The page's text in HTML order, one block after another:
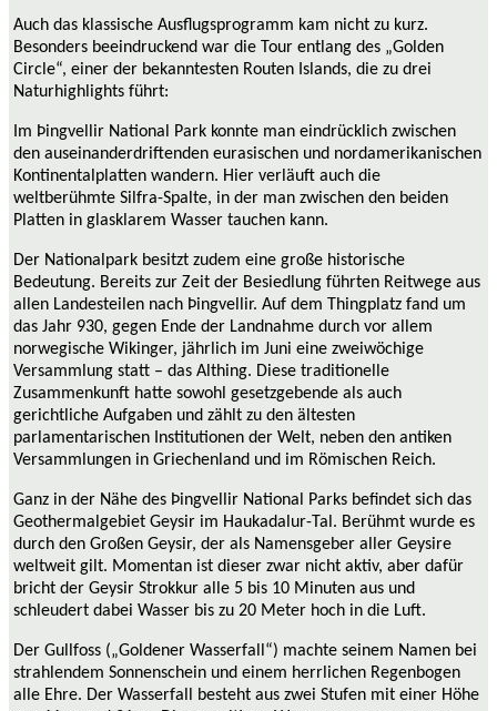
Auch das klassische Ausflugsprogramm kam nicht zu kurz.
Besonders beeindruckend war die Tour entlang des „Golden
Circle“, einer der bekanntesten Routen Islands, die zu drei
Naturhighlights führt:
Im Þingvellir National Park konnte man eindrücklich zwischen
den auseinanderdriftenden eurasischen und nordamerikanischen
Kontinentalplatten wandern. Hier verläuft auch die
weltberühmte Silfra-Spalte, in der man zwischen den beiden
Platten in glasklarem Wasser tauchen kann.
Der Nationalpark besitzt zudem eine große historische
Bedeutung. Bereits zur Zeit der Besiedlung führten Reitwege aus
allen Landesteilen nach Þingvellir. Auf dem Thingplatz fand um
das Jahr 930, gegen Ende der Landnahme durch vor allem
norwegische Wikinger, jährlich im Juni eine zweiwöchige
Versammlung statt – das Althing. Diese traditionelle
Zusammenkunft hatte sowohl gesetzgebende als auch
gerichtliche Aufgaben und zählt zu den ältesten
parlamentarischen Institutionen der Welt, neben den antiken
Versammlungen in Griechenland und im Römischen Reich.
Ganz in der Nähe des Þingvellir National Parks befindet sich das
Geothermalgebiet Geysir im Haukadalur-Tal. Berühmt wurde es
durch den Großen Geysir, der als Namensgeber aller Geysire
weltweit gilt. Momentan ist dieser zwar nicht aktiv, aber dafür
bricht der Geysir Strokkur alle 5 bis 10 Minuten aus und
schleudert dabei Wasser bis zu 20 Meter hoch in die Luft.
Der Gullfoss („Goldener Wasserfall“) machte seinem Namen bei
strahlendem Sonnenschein und einem herrlichen Regenbogen
alle Ehre. Der Wasserfall besteht aus zwei Stufen mit einer Höhe